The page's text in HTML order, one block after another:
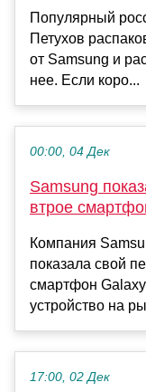
Популярный
Петухов
от Samsung и
нее. Если коро...
00:00, 04 Дек
Samsung
втрое
Компания
показала свой
смартфон
устройство на
17:00, 02 Дек